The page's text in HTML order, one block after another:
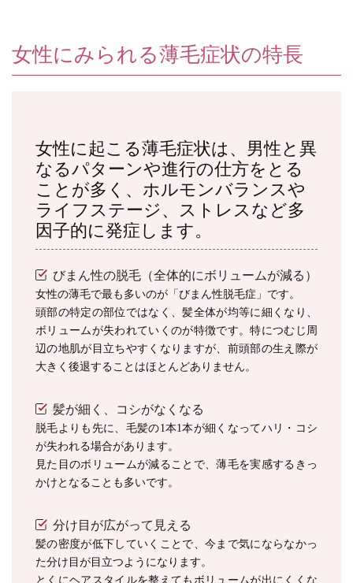
女性にみられる薄毛症状の特長
女性に起こる薄毛症状は、男性と異
なるパターンや進行の仕方をとる
ことが多く、ホルモンバランスや
ライフステージ、ストレスなど多
因子的に発症します。
びまん性の脱毛（全体的にボリュームが減る）
女性の薄毛で最も多いのが「びまん性脱毛症」です。
頭部の特定の部位ではなく、髪全体が均等に細くなり、
ボリュームが失われていくのが特徴です。特につむじ周
辺の地肌が目立ちやすくなりますが、前頭部の生え際が
大きく後退することはほとんどありません。
髪が細く、コシがなくなる
脱毛よりも先に、毛髪の1本1本が細くなってハリ・コシ
が失われる場合があります。
見た目のボリュームが減ることで、薄毛を実感するきっ
かけとなることも多いです。
分け目が広がって見える
髪の密度が低下していくことで、今まで気にならなかっ
た分け目が目立つようになります。
とくにヘアスタイルを整えてもボリュームが出にくくな